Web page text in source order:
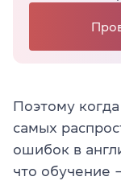
Поэтому
самых
ошибок в
что обучение